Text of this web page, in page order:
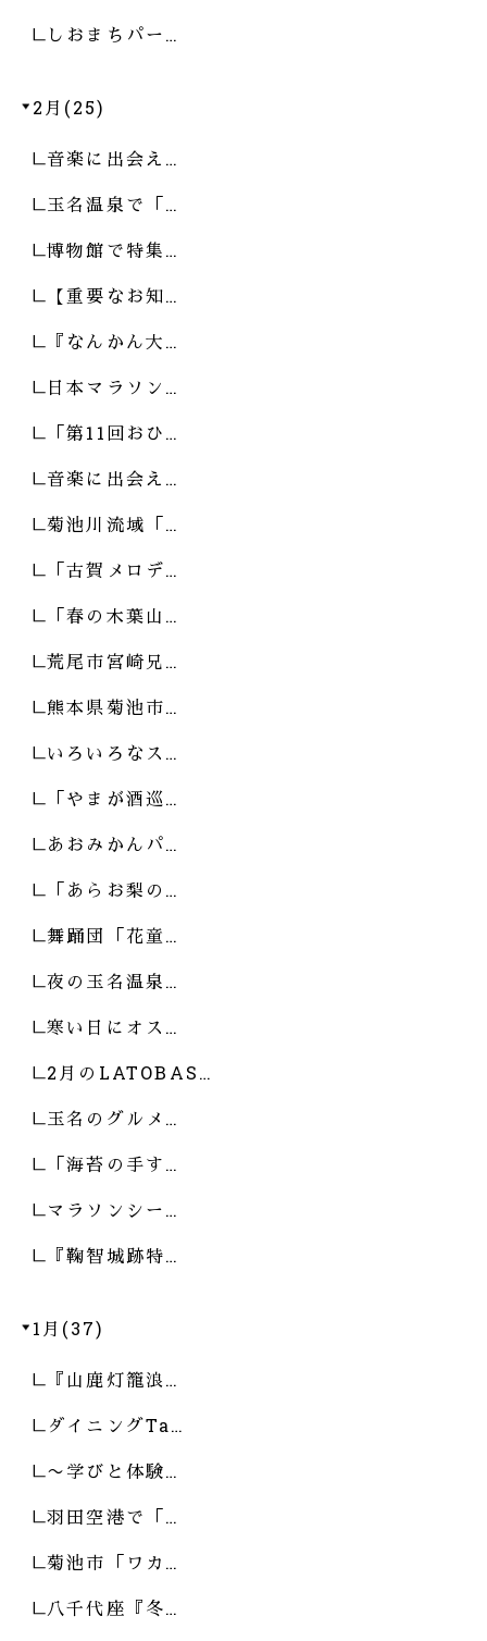
しおまちパー…
2月(25)
音楽に出会え…
玉名温泉で「…
博物館で特集…
【重要なお知…
『なんかん大…
日本マラソン…
「第11回おひ…
音楽に出会え…
菊池川流域「…
「古賀メロデ…
「春の木葉山…
荒尾市宮崎兄…
熊本県菊池市…
いろいろなス…
「やまが酒巡…
あおみかんパ…
「あらお梨の…
舞踊団「花童…
夜の玉名温泉…
寒い日にオス…
2月のLATOBAS…
玉名のグルメ…
「海苔の手す…
マラソンシー…
『鞠智城跡特…
1月(37)
『山鹿灯籠浪…
ダイニングTa…
〜学びと体験…
羽田空港で「…
菊池市「ワカ…
八千代座『冬…